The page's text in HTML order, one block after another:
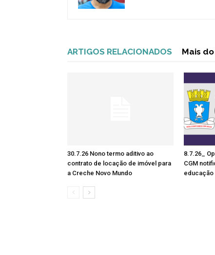
ARTIGOS RELACIONADOS Mais
30.7.26 Nono termo aditivo ao
contrato de locação de imóvel para
a Creche Novo Mundo
8.7.26_
CGM
educação